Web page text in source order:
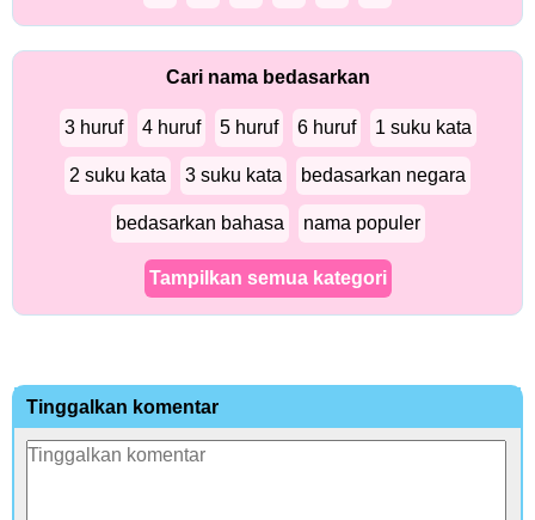
Cari nama bedasarkan
3 huruf 4 huruf 5 huruf 6 huruf 1 suku kata
2 suku kata 3 suku kata bedasarkan negara
bedasarkan bahasa nama populer
Tampilkan semua kategori
Tinggalkan komentar